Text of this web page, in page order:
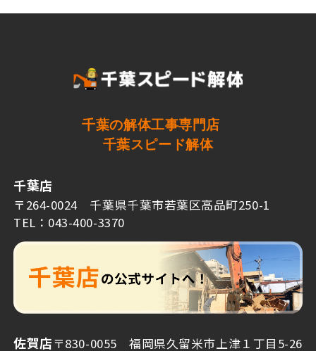
千葉の解体工事専門店
千葉スピード解体
千葉店
〒264-0024 千葉県千葉市若葉区高品町250-1
TEL：043-400-3370
佐賀店〒830-0055 福岡県久留米市上津１丁目5-26